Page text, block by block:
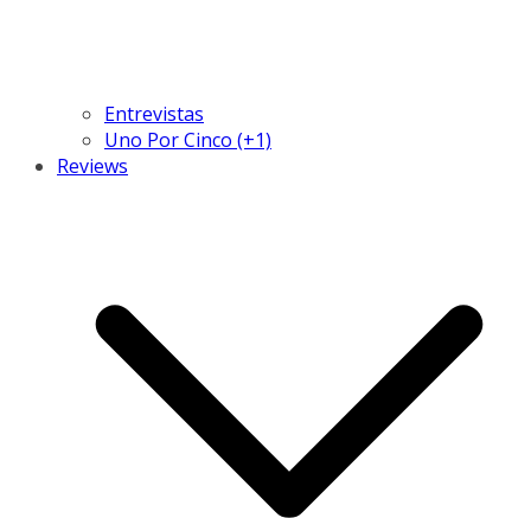
Entrevistas
Uno Por Cinco (+1)
Reviews